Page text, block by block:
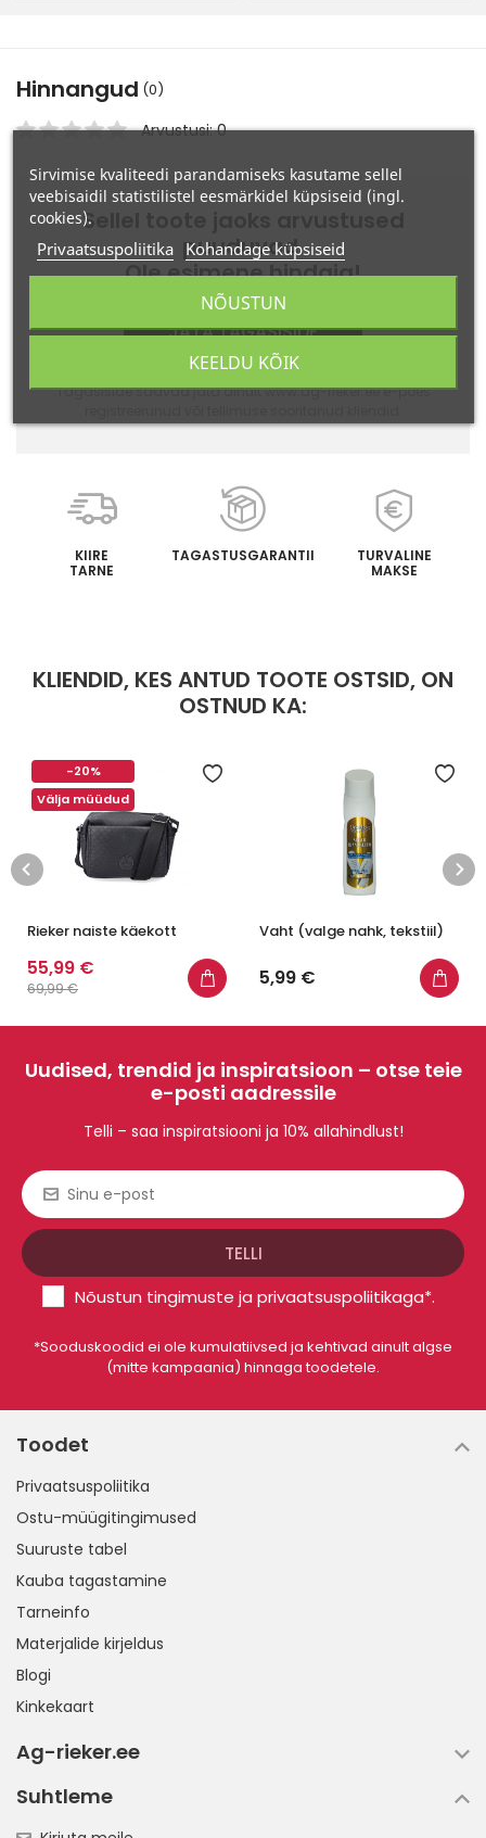
Hinnangud (0)
Arvustusi: 0
Sellel toote jaoks arvustused
puuduvad.
Ole esimene hindaja!
JÄTA TAGASISIDE
Tagasiside saavad jäta ainult www.ag-rieker.ee e-poes
KIIRE
TARNE
TAGASTUSGARANTII
TURVALINE
MAKSE
KLIENDID, KES ANTUD TOOTE OSTSID, ON
OSTNUD KA:
-20%
Välja müüdud
Rieker naiste käekott
55,99 €
69,99 €
Vaht (valge nahk, tekstiil)
5,99 €
Uudised, trendid ja inspiratsioon – otse teie
e-posti aadressile
Telli – saa inspiratsiooni ja 10% allahindlust!
Nõustun tingimuste ja privaatsuspoliitikaga*.
*Sooduskoodid ei ole kumulatiivsed ja kehtivad ainult algse
(mitte kampaania) hinnaga toodetele.
Toodet
Privaatsuspoliitika
Ostu-müügitingimused
Suuruste tabel
Kauba tagastamine
Tarneinfo
Materjalide kirjeldus
Blogi
Kinkekaart
Ag-rieker.ee
Suhtleme
Sirvimise kvaliteedi parandamiseks kasutame sellel
veebisaidil statistilistel eesmärkidel küpsiseid (ingl.
cookies).
Privaatsuspoliitika Kohandage küpsiseid
KEELDU KÕIK
NÕUSTUN